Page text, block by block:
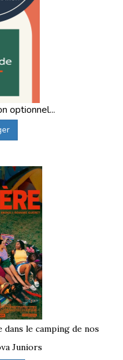
optionnel...
le camping de nos
Juniors